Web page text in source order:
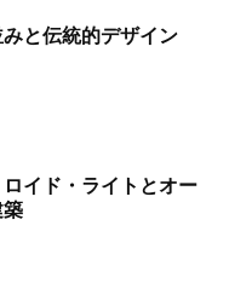
と伝統的デザイン
イド・ライトとオー
築